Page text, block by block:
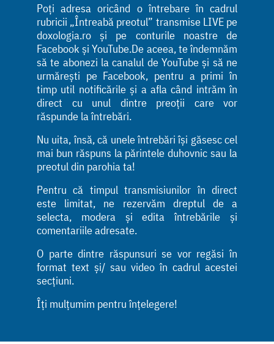
Poți adresa oricând o întrebare în cadrul
rubricii „Întreabă preotul” transmise LIVE pe
doxologia.ro și pe conturile noastre de
Facebook și YouTube.De aceea, te îndemnăm
să te abonezi la canalul de YouTube și să ne
urmărești pe Facebook, pentru a primi în
timp util notificările și a afla când intrăm în
direct cu unul dintre preoții care vor
răspunde la întrebări.
Nu uita, însă, că unele întrebări își găsesc cel
mai bun răspuns la părintele duhovnic sau la
preotul din parohia ta!
Pentru că timpul transmisiunilor în direct
este limitat, ne rezervăm dreptul de a
selecta, modera și edita întrebările și
comentariile adresate.
O parte dintre răspunsuri se vor regăsi în
format text și/ sau video în cadrul acestei
secțiuni.
Îți mulțumim pentru înțelegere!